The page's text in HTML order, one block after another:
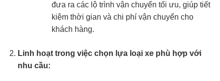
đưa ra các lộ trình vận chuyển tối ưu, giúp tiết
kiệm thời gian và chi phí vận chuyển cho
khách hàng.
Linh hoạt trong việc chọn lựa loại xe phù hợp với
nhu cầu: